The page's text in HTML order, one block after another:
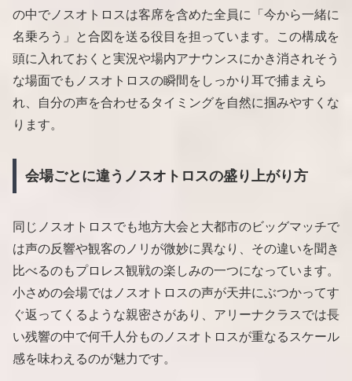
の中でノスオトロスは客席を含めた全員に「今から一緒に
名乗ろう」と合図を送る役目を担っています。この構成を
頭に入れておくと実況や場内アナウンスにかき消されそう
な場面でもノスオトロスの瞬間をしっかり耳で捕まえら
れ、自分の声を合わせるタイミングを自然に掴みやすくな
ります。
会場ごとに違うノスオトロスの盛り上がり方
同じノスオトロスでも地方大会と大都市のビッグマッチで
は声の反響や観客のノリが微妙に異なり、その違いを聞き
比べるのもプロレス観戦の楽しみの一つになっています。
小さめの会場ではノスオトロスの声が天井にぶつかってす
ぐ返ってくるような親密さがあり、アリーナクラスでは長
い残響の中で何千人分ものノスオトロスが重なるスケール
感を味わえるのが魅力です。